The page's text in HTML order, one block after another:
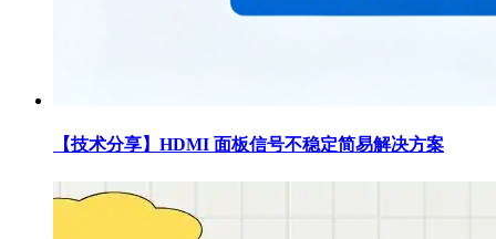
【技术分享】HDMI 面板信号不稳定简易解决方案